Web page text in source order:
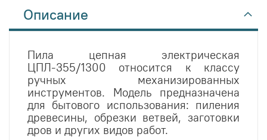
Описание
Пила цепная электрическая
ЦПЛ-355/1300 относится к классу
ручных механизированных
инструментов. Модель предназначена
для бытового использования: пиления
древесины, обрезки ветвей, заготовки
дров и других видов работ.